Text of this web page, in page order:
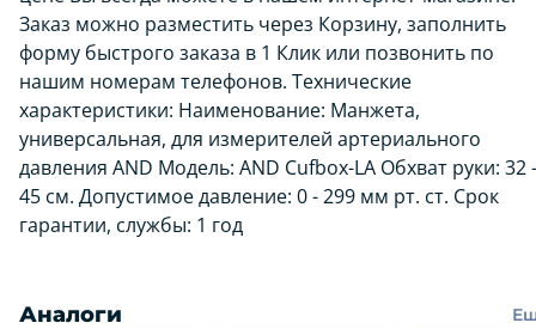
Заказ можно разместить через Корзину, заполнить
форму быстрого заказа в 1 Клик или позвонить по
нашим номерам телефонов. Технические
характеристики: Наименование: Манжета,
универсальная, для измерителей артериального
давления AND Модель: AND Cufbox-LA Обхват руки: 32 -
45 см. Допустимое давление: 0 - 299 мм рт. ст. Срок
гарантии, службы: 1 год
Аналоги